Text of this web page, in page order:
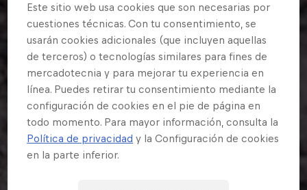
Este sitio web usa cookies que son necesarias por
cuestiones técnicas. Con tu consentimiento, se
usarán cookies adicionales (que incluyen aquellas
de terceros) o tecnologías similares para fines de
mercadotecnia y para mejorar tu experiencia en
línea. Puedes retirar tu consentimiento mediante la
configuración de cookies en el pie de página en
todo momento. Para mayor información, consulta la
Política de privacidad y la Configuración de cookies
en la parte inferior.